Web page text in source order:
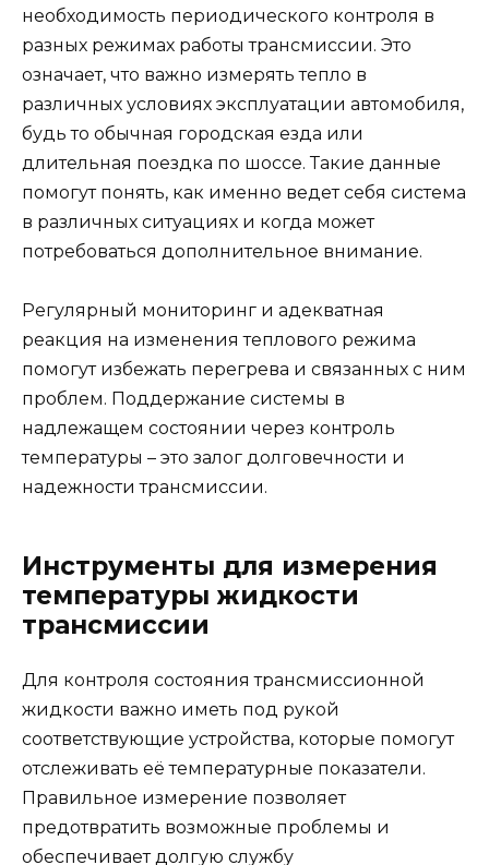
необходимость периодического контроля в
разных режимах работы трансмиссии. Это
означает, что важно измерять тепло в
различных условиях эксплуатации автомобиля,
будь то обычная городская езда или
длительная поездка по шоссе. Такие данные
помогут понять, как именно ведет себя система
в различных ситуациях и когда может
потребоваться дополнительное внимание.
Регулярный мониторинг и адекватная
реакция на изменения теплового режима
помогут избежать перегрева и связанных с ним
проблем. Поддержание системы в
надлежащем состоянии через контроль
температуры – это залог долговечности и
надежности трансмиссии.
Инструменты для измерения
температуры жидкости
трансмиссии
Для контроля состояния трансмиссионной
жидкости важно иметь под рукой
соответствующие устройства, которые помогут
отслеживать её температурные показатели.
Правильное измерение позволяет
предотвратить возможные проблемы и
обеспечивает долгую службу